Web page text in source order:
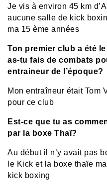
Je vis à environ 45 km
aucune salle de kick
ma 15 ème années
Ton premier club a été le
as-tu fais de combats
entraineur de l’époque?
Mon entraîneur était Tom
pour ce club
Est-ce que tu as
par la boxe Thaï?
Au début il n’y avait pas
le Kick et la boxe thaïe
kick boxing